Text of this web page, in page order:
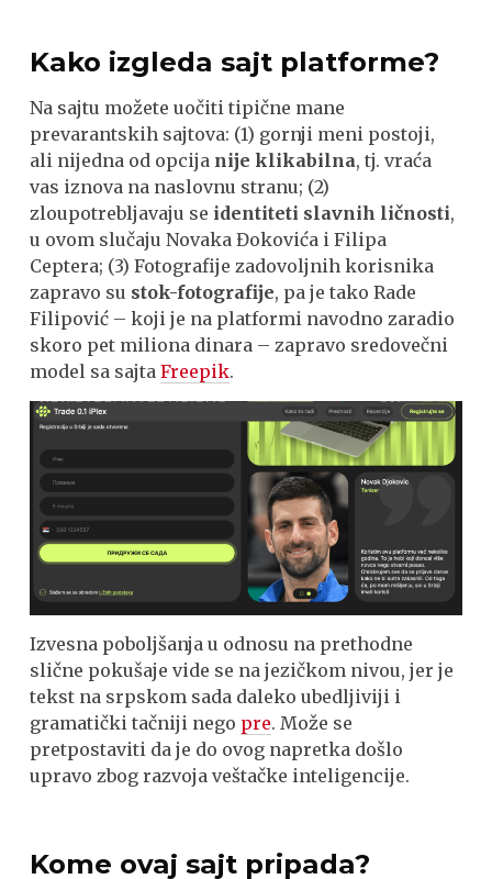
Kako izgleda sajt platforme?
Na sajtu možete uočiti tipične mane
prevarantskih sajtova: (1) gornji meni postoji,
ali nijedna od opcija nije klikabilna, tj. vraća
vas iznova na naslovnu stranu; (2)
zloupotrebljavaju se identiteti slavnih ličnosti,
u ovom slučaju Novaka Đokovića i Filipa
Ceptera; (3) Fotografije zadovoljnih korisnika
zapravo su stok-fotografije, pa je tako Rade
Filipović – koji je na platformi navodno zaradio
skoro pet miliona dinara – zapravo sredovečni
model sa sajtaFreepik.
Izvesna poboljšanja u odnosu na prethodne
slične pokušaje vide se na jezičkom nivou, jer je
tekst na srpskom sada daleko ubedljiviji i
gramatički tačniji nego pre. Može se
pretpostaviti da je do ovog napretka došlo
upravo zbog razvoja veštačke inteligencije.
Kome ovaj sajt pripada?